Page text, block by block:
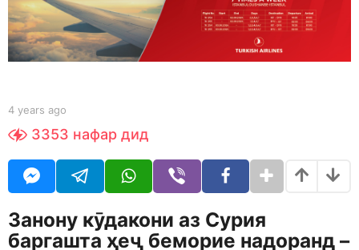
r
s
a
o
b
t
a
e
i
t
4 years ago
e
g
o
3353 нафар дид
Занону кӯдакони аз Сурия
баргашта ҳеҷ беморие надоранд –